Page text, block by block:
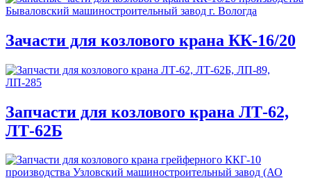
Зачасти для козлового крана КК-16/20
Запчасти для козлового крана ЛТ-62,
ЛТ-62Б